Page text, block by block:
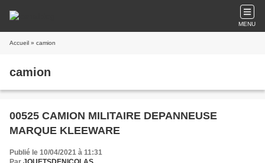
MENU
Accueil » camion
camion
00525 CAMION MILITAIRE DEPANNEUSE
MARQUE KLEEWARE
Publié le 10/04/2021 à 11:31